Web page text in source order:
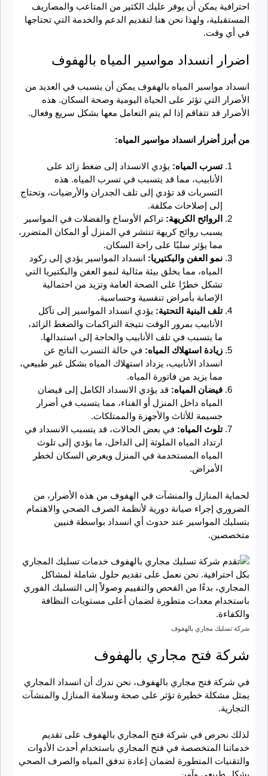
احترافية يمكن أن يوفر عليك الكثير من المتاعب والمصاريف
المستقبلية، ولهذا نحن هنا لتقديم الدعم والخدمة التي تحتاجها
في أي وقت.
اضرار انسداد مواسير المياه بالهفوف
انسداد مواسير المياه بالهفوف يمكن أن يتسبب في العديد من
الأضرار التي تؤثر على الحياة اليومية وصحة السكان. هذه
الأضرار قد تتفاقم إذا لم يتم التعامل معها بشكل سريع وفعال.
من أبرز أضرار انسداد مواسير المياه:
تسرب المياه: يؤدي الانسداد إلى ضغط زائد على
الأنابيب، مما قد يتسبب في تسرب المياه. هذه
التسربات قد تؤدي إلى تلف الجدران والأرضيات، وتحتاج
إلى إصلاحات مكلفة.
الروائح الكريهة: تراكم الأوساخ والفضلات في المواسير
يسبب روائح كريهة تنتشر في المنزل أو المكان المتضرر،
مما يؤثر سلبًا على راحة السكان.
نمو العفن والبكتيريا: انسداد المواسير يؤدي إلى ركود
المياه، مما يخلق بيئة مثالية لنمو العفن والبكتيريا التي
تشكل خطرًا على الصحة العامة وتزيد من احتمالية
الإصابة بأمراض تنفسية وحساسية.
تلف البنية التحتية: يؤدي انسداد المواسير إلى تآكل
الأنابيب بمرور الوقت نتيجة التراكمات والضغط الزائد،
ما يتسبب في تلف الأنابيب والحاجة إلى استبدالها.
زيادة استهلاك المياه: في حالة التسرب الناتج عن
انسداد الأنابيب، يزداد استهلاك المياه بشكل غير طبيعي،
مما يزيد من فاتورة المياه.
فيضان المياه: قد يؤدي الانسداد الكامل إلى فيضان
المياه داخل المنزل أو الفناء، مما يتسبب في أضرار
جسيمة للأثاث والأجهزة والممتلكات.
تلوث المياه: في بعض الحالات، قد يتسبب الانسداد في
ارتداد المياه الملوثة إلى الداخل، ما يؤدي إلى تلوث
المياه المستخدمة في المنزل ويعرض السكان لخطر
الأمراض.
لحماية المنازل والمنشآت في الهفوف من هذه الأضرار، من
الضروري إجراء صيانة دورية لأنظمة الصرف الصحي والاهتمام
بتسليك المواسير عند حدوث أي انسداد بواسطة فنيين
متخصصين.
شركة تسليك مجاري بالهفوف
شركة فتح مجاري بالهفوف
في شركة فتح مجاري بالهفوف، نحن ندرك أن انسداد المجاري
يمثل مشكلة خطيرة تؤثر على صحة وسلامة المنازل والمنشآت
التجارية.
لذلك نحرص في شركة فتح المجاري بالهفوف على تقديم
خدماتنا المتخصصة في فتح المجاري باستخدام أحدث الأدوات
والتقنيات المتطورة لضمان إعادة تدفق المياه والصرف الصحي
بشكل طبيعي وآمن.